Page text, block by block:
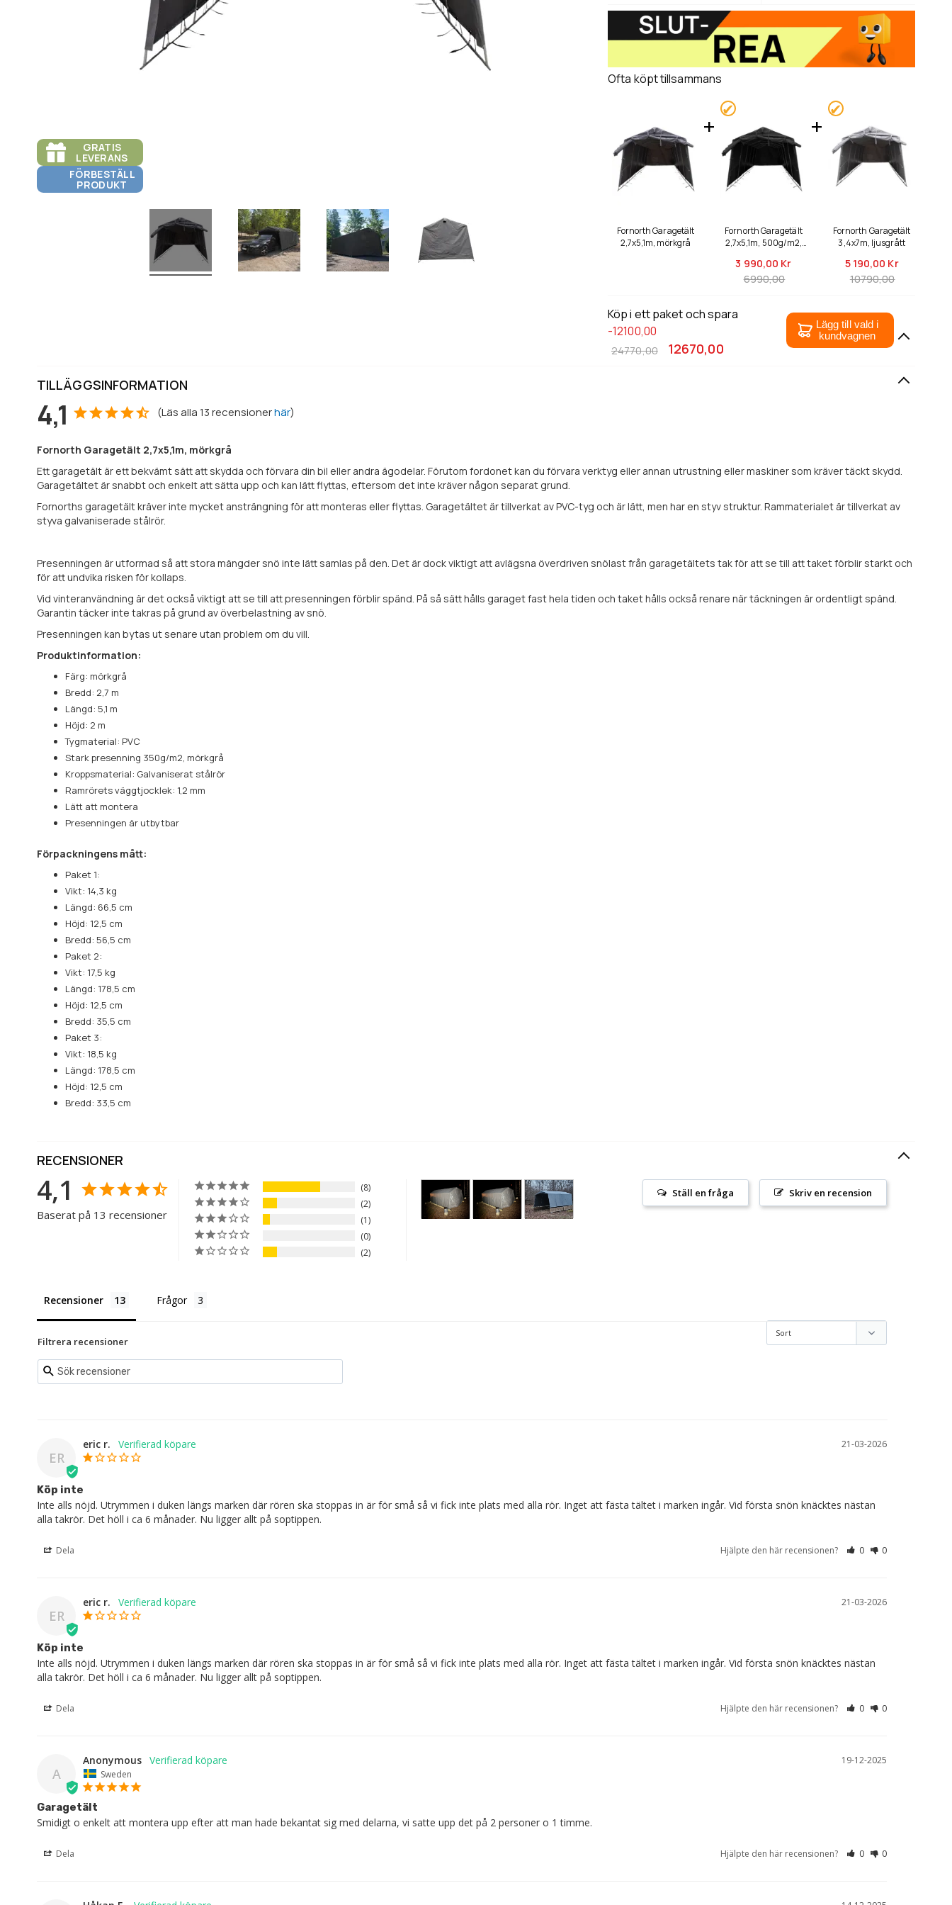
GRATIS
LEVERANS
FÖRBESTÄLL
PRODUKT
Ofta köpt tillsammans
Fornorth Garagetält
2,7x5,1m, mörkgrå
Fornorth Garagetält
2,7x5,1m, 500g/m2,
3 990,00 Kr
6990,00
Fornorth Garagetält
3,4x7m, ljusgrått
5 190,00 Kr
10790,00
Lägg till vald i
kundvagnen
Köp i ett paket och spara
-12100,00
12670,00
24770,00
TILLÄGGSINFORMATION
4,1 (Läs alla13recensionerhär)
Fornorth Garagetält 2,7x5,1m, mörkgrå
Ett garagetält är ett bekvämt sätt att skydda och förvara din bil eller andra ägodelar. Förutom fordonet kan du förvara verktyg eller annan utrustning eller maskiner som kräver täckt skydd.
Garagetältet är snabbt och enkelt att sätta upp och kan lätt flyttas, eftersom det inte kräver någon separat grund.
Fornorths garagetält kräver inte mycket ansträngning för att monteras eller flyttas. Garagetältet är tillverkat av PVC-tyg och är lätt, men har en styv struktur. Rammaterialet är tillverkat av
styva galvaniserade stålrör.
Presenningen är utformad så att stora mängder snö inte lätt samlas på den. Det är dock viktigt att avlägsna överdriven snölast från garagetältets tak för att se till att taket förblir starkt och
för att undvika risken för kollaps.
Vid vinteranvändning är det också viktigt att se till att presenningen förblir spänd. På så sätt hålls garaget fast hela tiden och taket hålls också renare när täckningen är ordentligt spänd.
Garantin täcker inte takras på grund av överbelastning av snö.
Presenningen kan bytas ut senare utan problem om du vill.
Produktinformation:
Färg: mörkgrå
Bredd: 2,7 m
Längd: 5,1 m
Höjd: 2 m
Tygmaterial: PVC
Stark presenning 350g/m2, mörkgrå
Kroppsmaterial: Galvaniserat stålrör
Ramrörets väggtjocklek: 1,2 mm
Lätt att montera
Presenningen är utbytbar
Förpackningens mått:
Paket 1:
Vikt: 14,3 kg
Längd: 66,5 cm
Höjd: 12,5 cm
Bredd: 56,5 cm
Paket 2:
Vikt: 17,5 kg
Längd: 178,5 cm
Höjd: 12,5 cm
Bredd: 35,5 cm
Paket 3:
Vikt: 18,5 kg
Längd: 178,5 cm
Höjd: 12,5 cm
Bredd: 33,5 cm
RECENSIONER
4,1
Baserat på 13 recensioner
8
2
1
0
2
Skriv en recension
Ställ en fråga
Recensioner Frågor
Filtrera recensioner
ER
21-03-2026
eric r.
Köp inte
Inte alls nöjd. Utrymmen i duken längs marken där rören ska stoppas in är för små så vi fick inte plats med alla rör. Inget att fästa tältet i marken ingår. Vid första snön knäcktes nästan
alla takrör. Det höll i ca 6 månader. Nu ligger allt på soptippen.
Dela Hjälpte den här recensionen? 0 0
ER
21-03-2026
eric r.
Köp inte
Inte alls nöjd. Utrymmen i duken längs marken där rören ska stoppas in är för små så vi fick inte plats med alla rör. Inget att fästa tältet i marken ingår. Vid första snön knäcktes nästan
alla takrör. Det höll i ca 6 månader. Nu ligger allt på soptippen.
Dela Hjälpte den här recensionen? 0 0
A
19-12-2025
Anonymous
Sweden
Garagetält
Smidigt o enkelt att montera upp efter att man hade bekantat sig med delarna, vi satte upp det på 2 personer o 1 timme.
Dela Hjälpte den här recensionen? 0 0